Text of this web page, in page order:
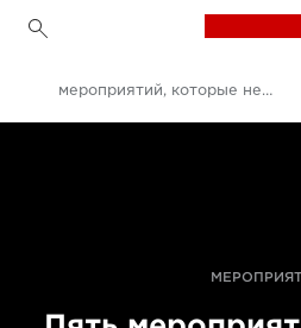
Visa pour l'image 2021
мероприятий, которые нельзя пропустить, на фестивале Visa Pour L’Image 2017